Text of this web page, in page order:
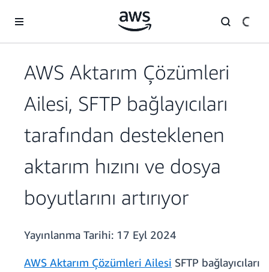
AWS Aktarım Çözümleri
Ailesi, SFTP bağlayıcıları
tarafından desteklenen
aktarım hızını ve dosya
boyutlarını artırıyor
Yayınlanma Tarihi: 17 Eyl 2024
AWS Aktarım Çözümleri Ailesi SFTP bağlayıcıları